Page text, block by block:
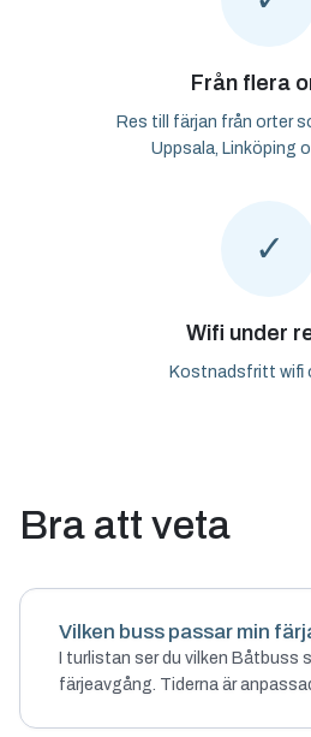
Från flera
Res till färjan från orter
Uppsala, Linköping
✓
Wifi under
Kostnadsfritt wifi
Bra att veta
Vilken buss passar min
I turlistan ser du vilken Båtbuss
färjeavgång. Tiderna är